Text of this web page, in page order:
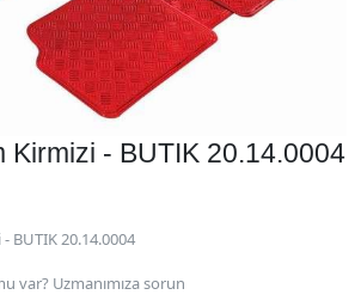
Kirmizi - BUTIK 20.14.0004
BUTIK 20.14.0004
var? Uzmanımıza sorun